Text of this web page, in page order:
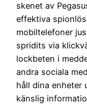
skenet av
effektiva
mobiltelefoner
spridits via
lockbeten i
andra sociala
håll dina enheter
känslig